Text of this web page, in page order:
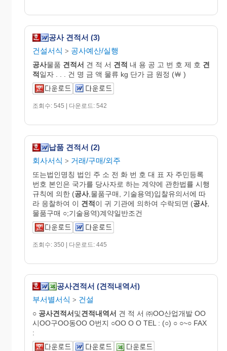
공사 견적서 (3)
건설서식 > 공사예산/실행
공사물품 견적서 견 적 서 견적 내 용 공 고 번 호 제 호 견
적일자 . . . 건 명 금 액 물류 kg 단가 금 원정 (￦ )
조회수: 545 | 다운로드: 542
납품 견적서 (2)
회사서식 > 거래/구매/외주
또는법인명칭 법인 주 소 전 화 번 호 대 표 자 주민등록
번호 본인은 국가를 당사자로 하는 계약에 관한법률 시행
규칙에 의한 (공사,물품구매, 기술용역)입찰유의서에 따
라 응찰하여 이 견적이 귀 기관에 의하여 수락되면 (공사,
물품구매 ○;기술용역)계약일반조건
조회수: 350 | 다운로드: 445
공사견적서 (견적내역서)
부서별서식 > 건설
○ 공사견적서및견적내역서 견 적 서 ㈜OO산업개발 OO
시OO구OO동OO O번지 ○OO O O TEL : (○) ○ ○~○ FAX
: